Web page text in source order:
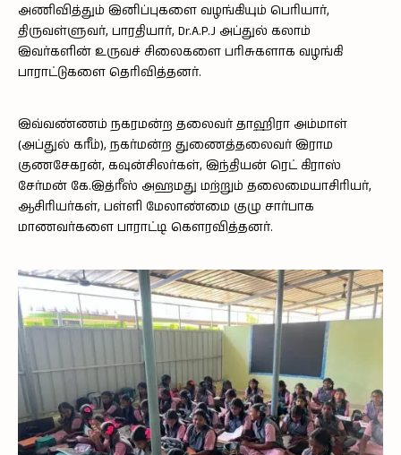
அணிவித்தும் இனிப்புகளை வழங்கியும் பெரியார்,
திருவள்ளுவர், பாரதியார், Dr.A.P.J அப்துல் கலாம்
இவர்களின் உருவச் சிலைகளை பரிசுகளாக வழங்கி
பாராட்டுகளை தெரிவித்தனர்.
இவ்வண்ணம் நகரமன்ற தலைவர் தாஹிரா அம்மாள்
(அப்துல் கரீம்), நகர்மன்ற துணைத்தலைவர் இராம
குணசேகரன், கவுன்சிலர்கள், இந்தியன் ரெட் கிராஸ்
சேர்மன் கே.இத்ரீஸ் அஹமது மற்றும் தலைமையாசிரியர்,
ஆசிரியர்கள், பள்ளி மேலாண்மை குழு சார்பாக
மாணவர்களை பாராட்டி கௌரவித்தனர்.